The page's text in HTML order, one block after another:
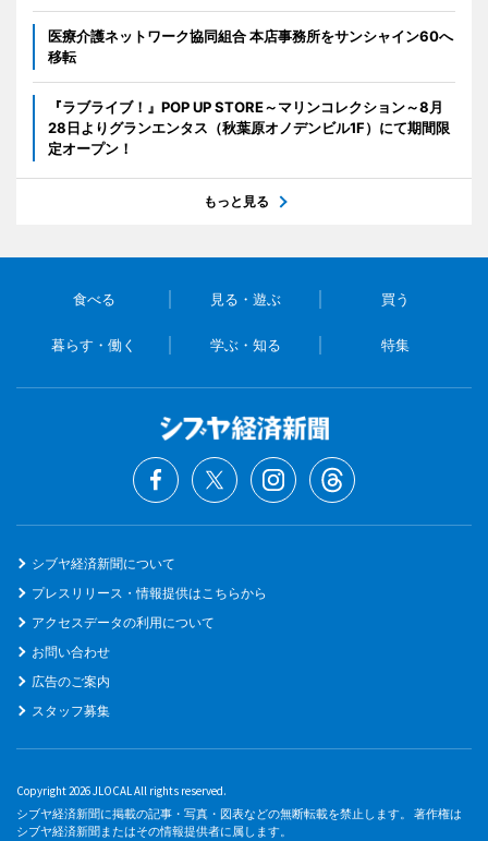
医療介護ネットワーク協同組合 本店事務所をサンシャイン60へ
移転
『ラブライブ！』POP UP STORE～マリンコレクション～8月
28日よりグランエンタス（秋葉原オノデンビル1F）にて期間限
定オープン！
もっと見る
食べる 見る・遊ぶ 買う
暮らす・働く 学ぶ・知る 特集
シブヤ経済新聞について
プレスリリース・情報提供はこちらから
アクセスデータの利用について
お問い合わせ
広告のご案内
スタッフ募集
Copyright 2026 JLOCAL All rights reserved.
シブヤ経済新聞に掲載の記事・写真・図表などの無断転載を禁止します。 著作権は
シブヤ経済新聞またはその情報提供者に属します。